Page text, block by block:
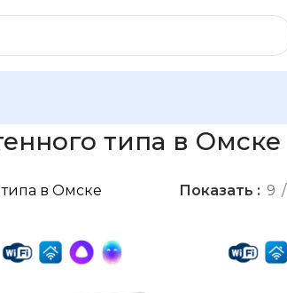
типа в Омске
в Омске Показать 9